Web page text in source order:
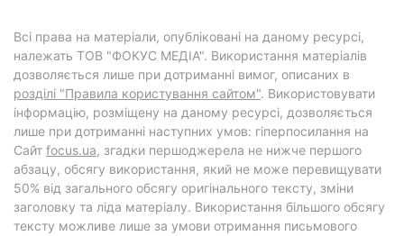
Всі права на матеріали, опубліковані на даному ресурсі,
належать ТОВ "ФОКУС МЕДІА". Використання матеріалів
дозволяється лише при дотриманні вимог, описаних в
розділі "Правила користування сайтом". Використовувати
інформацію, розміщену на даному ресурсі, дозволяється
лише при дотриманні наступних умов: гіперпосилання на
Cайт focus.ua, згадки першоджерела не нижче першого
абзацу, обсягу використання, який не може перевищувати
50% від загального обсягу оригінального тексту, зміни
заголовку та ліда матеріалу. Використання більшого обсягу
тексту можливе лише за умови отримання письмового